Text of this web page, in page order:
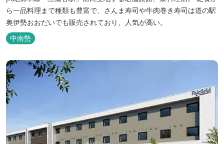
ら一品料理まで種類も豊富で、さんま寿司や牛肉巻き寿司は道の駅
奥伊勢おおだいでも販売されており、人気が高い。
中南勢